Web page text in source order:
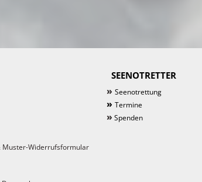
Muster-Widerrufsformular
SEENOTRETTER
» Seenotrettung
» Termine
» Spenden